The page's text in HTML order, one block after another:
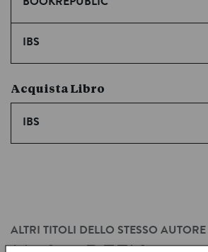
BOOKREPUBLIC
IBS
Acquista Libro
IBS
ALTRI TITOLI DELLO STESSO AUTORE